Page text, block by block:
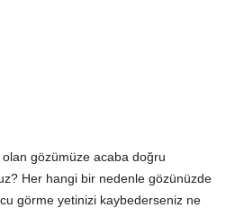
gözümüze acaba doğru
Her hangi bir nedenle gözünüzde
görme yetinizi kaybederseniz ne